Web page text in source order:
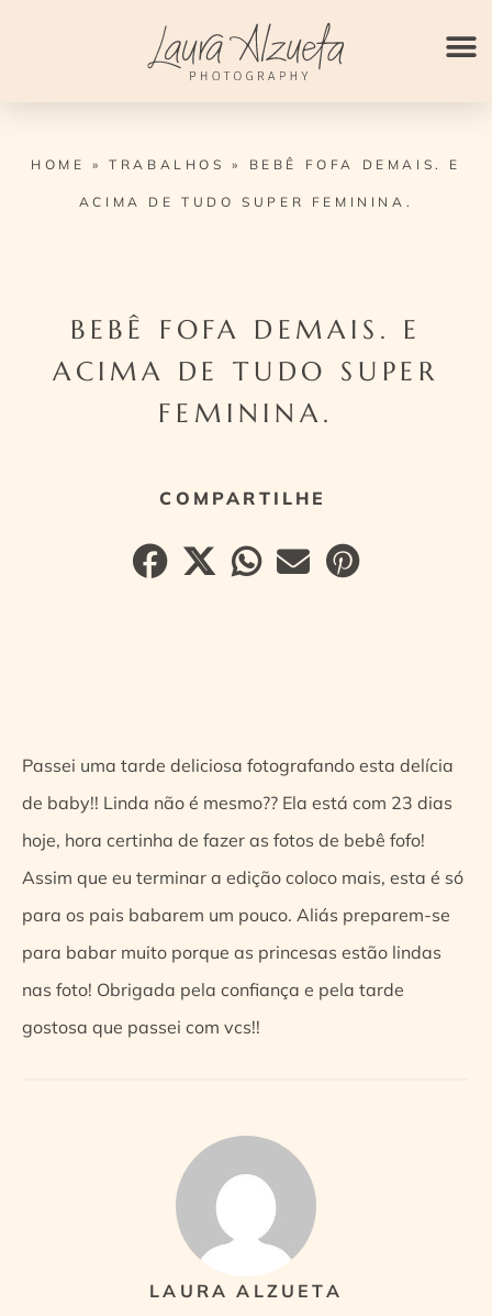
HOME »TRABALHOS » BEBÊ FOFA DEMAIS. E
ACIMA DE TUDO SUPER FEMININA.
BEBÊ FOFA DEMAIS. E
ACIMA DE TUDO SUPER
FEMININA.
Passei uma tarde deliciosa fotografando esta delícia
de baby!! Linda não é mesmo?? Ela está com 23 dias
hoje, hora certinha de fazer as fotos de bebê fofo!
Assim que eu terminar a edição coloco mais, esta é só
para os pais babarem um pouco. Aliás preparem-se
para babar muito porque as princesas estão lindas
nas foto! Obrigada pela confiança e pela tarde
gostosa que passei com vcs!!
LAURA ALZUETA